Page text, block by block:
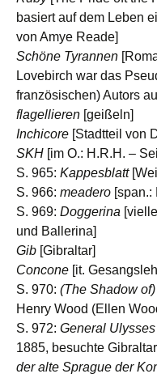
basiert auf dem Leben
von Amye Reade]
Schöne Tyrannen
Lovebirch war das
französischen) Autors
flagellieren [geißeln]
Inchicore [Stadtteil von
SKH [im O.: H.R.H. –
S. 965: Kappesblatt
S. 966: meadero [span.:
S. 969: Doggerina
und Ballerina]
Gib [Gibraltar]
Concone [it.
S. 970: (The Shadow
Henry Wood (Ellen
S. 972: General
1885, besuchte
der alte Sprague der